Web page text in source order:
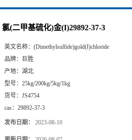
氯(二甲基硫化)金(I)29892-37-3
英文名称： (Dimethylsulfide)gold(I)chloride
品牌：
巨胜
产地： 湖北
型号： 25kg/200kg/5kg/1kg
货号： JS4754
cas： 29892-37-3
发布日期： 2023-08-10